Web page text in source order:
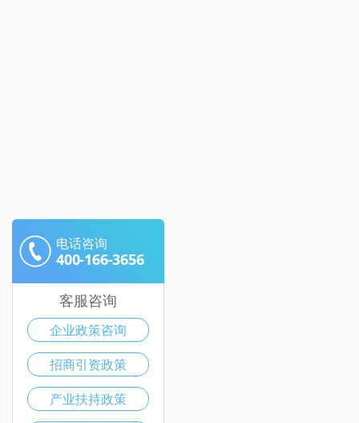
电话咨询
400-166-3656
客服咨询
企业政策咨询
招商引资政策
产业扶持政策